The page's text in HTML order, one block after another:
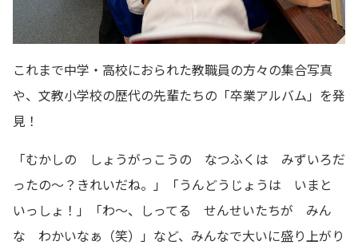
これまで中学・高校におられた教職員の方々の集合写真
や、文教小学校の歴代の先輩たちの「卒業アルバム」を発
見！
「むかしの しょうがっこうの なつふくは みずいろだ
ったの～？きれいだね。」「うんどうじょうは いまと
いっしょ！」「わ～、しってる せんせいたちが みん
な わかいなぁ（笑）」など、みんなで大いに盛り上がり